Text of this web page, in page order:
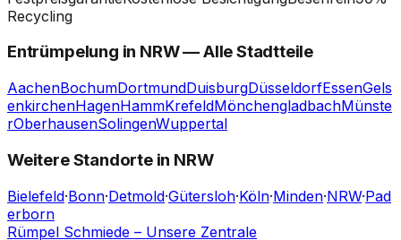
Recycling
Entrümpelung in NRW— Alle Stadtteile
AachenBochumDortmundDuisburgDüsseldorfEssenGels
enkirchenHagenHammKrefeldMönchengladbachMünste
rOberhausenSolingenWuppertal
Weitere Standorte in NRW
Bielefeld·Bonn·Detmold·Gütersloh·Köln·Minden·NRW·Pad
erborn
Rümpel Schmiede – Unsere Zentrale